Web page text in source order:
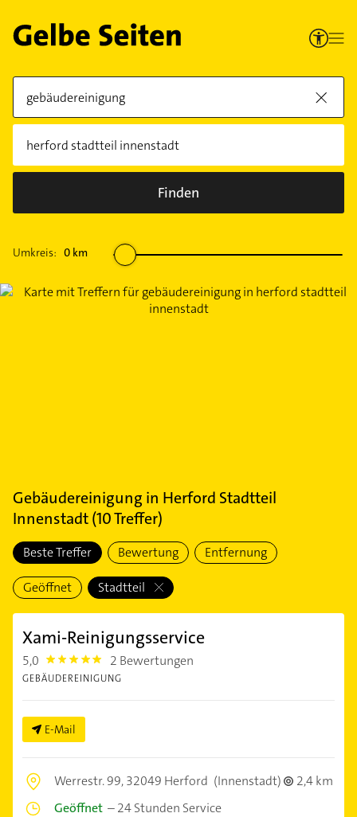
Finden
Umkreis: 0 km
Gebäudereinigung in Herford Stadtteil
Innenstadt(10Treffer)
Beste Treffer Bewertung Entfernung
Geöffnet Stadtteil
Xami-Reinigungsservice
5,0 5.0 2 Bewertungen
GEBÄUDEREINIGUNG
E-Mail
Werrestr. 99,32049 Herford (Innenstadt)
2,4 km
Geöffnet –24 Stunden Service